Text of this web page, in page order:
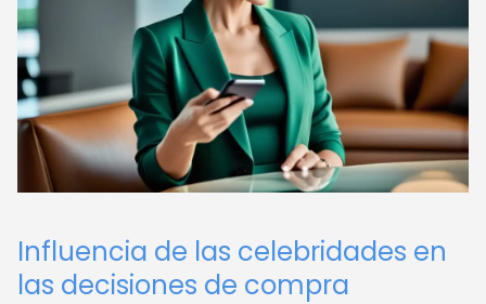
Influencia de las celebridades en
las decisiones de compra